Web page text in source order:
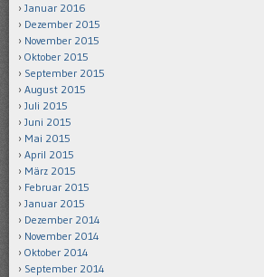
Januar 2016
Dezember 2015
November 2015
Oktober 2015
September 2015
August 2015
Juli 2015
Juni 2015
Mai 2015
April 2015
März 2015
Februar 2015
Januar 2015
Dezember 2014
November 2014
Oktober 2014
September 2014